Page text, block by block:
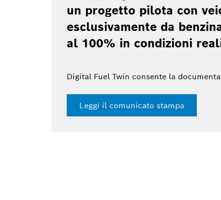
Accedi al press kit